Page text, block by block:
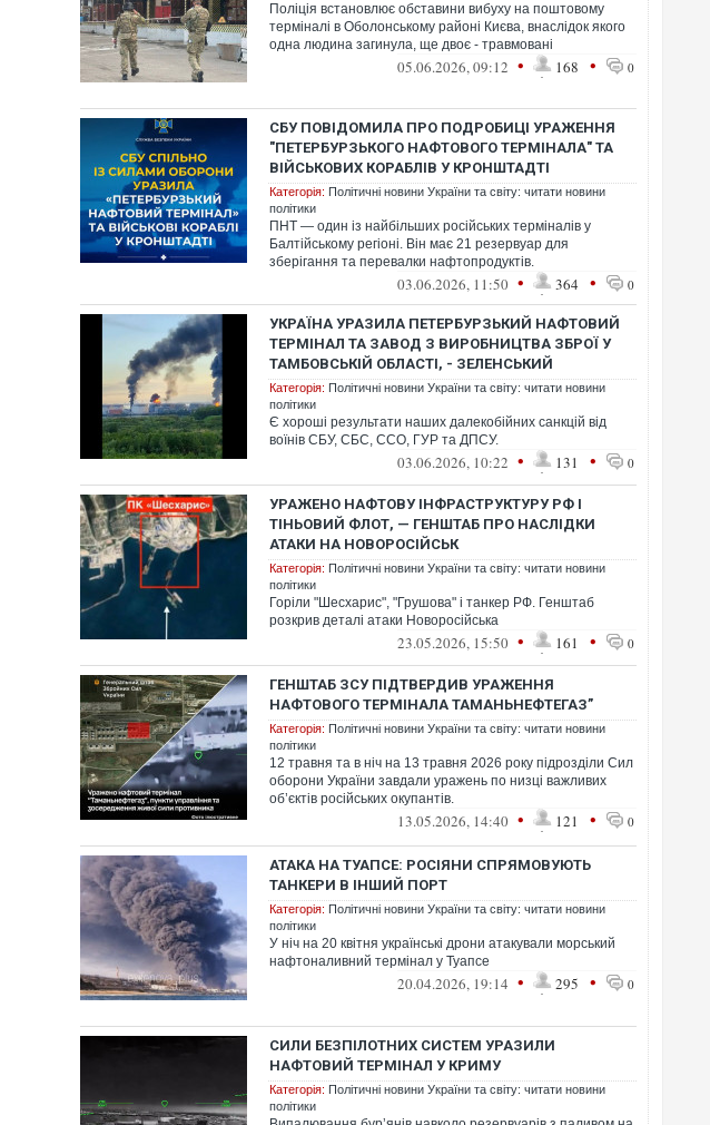
Поліція встановлює обставини вибуху на поштовому
терміналі в Оболонському районі Києва, внаслідок якого
одна людина загинула, ще двоє - травмовані
05.06.2026, 09:12 • 168 • 0
СБУ ПОВІДОМИЛА ПРО ПОДРОБИЦІ УРАЖЕННЯ
"ПЕТЕРБУРЗЬКОГО НАФТОВОГО ТЕРМІНАЛА" ТА
ВІЙСЬКОВИХ КОРАБЛІВ У КРОНШТАДТІ
Категорія: Політичні новини України та світу: читати новини
політики
ПНТ — один із найбільших російських терміналів у
Балтійському регіоні. Він має 21 резервуар для
зберігання та перевалки нафтопродуктів.
03.06.2026, 11:50 • 364 • 0
УКРАЇНА УРАЗИЛА ПЕТЕРБУРЗЬКИЙ НАФТОВИЙ
ТЕРМІНАЛ ТА ЗАВОД З ВИРОБНИЦТВА ЗБРОЇ У
ТАМБОВСЬКІЙ ОБЛАСТІ, - ЗЕЛЕНСЬКИЙ
Категорія: Політичні новини України та світу: читати новини
політики
Є хороші результати наших далекобійних санкцій від
воїнів СБУ, СБС, ССО, ГУР та ДПСУ.
03.06.2026, 10:22 • 131 • 0
УРАЖЕНО НАФТОВУ ІНФРАСТРУКТУРУ РФ І
ТІНЬОВИЙ ФЛОТ, — ГЕНШТАБ ПРО НАСЛІДКИ
АТАКИ НА НОВОРОСІЙСЬК
Категорія: Політичні новини України та світу: читати новини
політики
Горіли "Шесхарис", "Грушова" і танкер РФ. Генштаб
розкрив деталі атаки Новоросійська
23.05.2026, 15:50 • 161 • 0
ГЕНШТАБ ЗСУ ПІДТВЕРДИВ УРАЖЕННЯ
НАФТОВОГО ТЕРМІНАЛА ТАМАНЬНЕФТЕГАЗ”
Категорія: Політичні новини України та світу: читати новини
політики
12 травня та в ніч на 13 травня 2026 року підрозділи Сил
оборони України завдали уражень по низці важливих
об’єктів російських окупантів.
13.05.2026, 14:40 • 121 • 0
АТАКА НА ТУАПСЕ: РОСІЯНИ СПРЯМОВУЮТЬ
ТАНКЕРИ В ІНШИЙ ПОРТ
Категорія: Політичні новини України та світу: читати новини
політики
У ніч на 20 квітня українські дрони атакували морський
нафтоналивний термінал у Туапсе
20.04.2026, 19:14 • 295 • 0
СИЛИ БЕЗПІЛОТНИХ СИСТЕМ УРАЗИЛИ
НАФТОВИЙ ТЕРМІНАЛ У КРИМУ
Категорія: Політичні новини України та світу: читати новини
політики